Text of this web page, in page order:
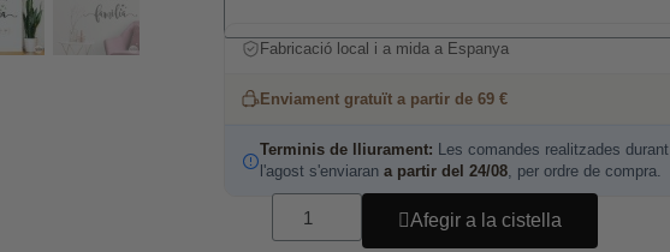
Fabricació local i a mida a Espanya
Enviament gratuït a partir de 69 €
Terminis de lliurament: Les comandes realitzades durant
l'agost s'enviaran a partir del 24/08, per ordre de compra.
Afegir a la cistella